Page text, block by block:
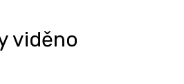
viděno